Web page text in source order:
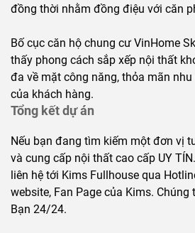
đồng thời nhằm đồng điệu với căn
Bố cục căn hộ chung cư VinHome
thấy phong cách sắp xếp nội thất
đa về mặt công năng, thỏa mãn
của khách hàng.
Tổng kết dự án
Nếu bạn đang tìm kiếm một đơn vị
và cung cấp nội thất cao cấp UY
liên hệ tới Kims Fullhouse qua
website, Fan Page của Kims.
Bạn 24/24.